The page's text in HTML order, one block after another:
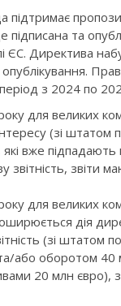
підтримає
підписана та
ЄС. Директива
опублікування.
з 2024 по
для великих
(зі штатом
які вже
звітність, звіти
для великих
дія
(зі штатом
та/або оборотом
20 млн євро),